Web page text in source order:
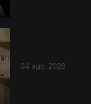
04 ago. 2026